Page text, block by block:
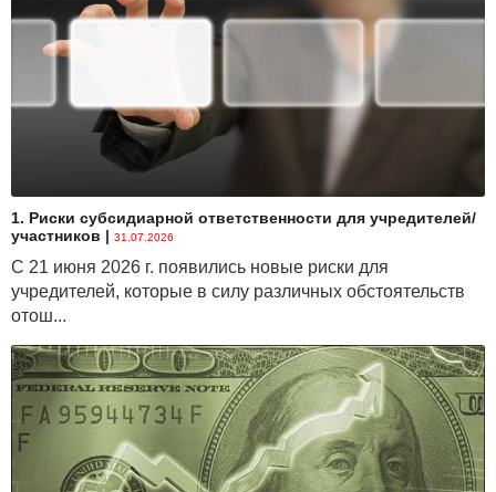
1. Риски субсидиарной ответственности для учредителей/
участников | 31.07.2026
С 21 июня 2026 г. появились новые риски для
учредителей, которые в силу различных обстоятельств
отош...